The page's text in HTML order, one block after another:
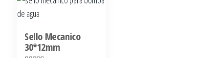
Sello Mecanico
30*12mm